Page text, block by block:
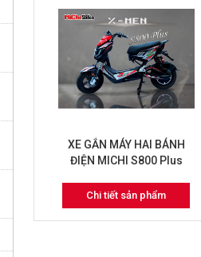
XE GẮN MÁY HAI BÁNH
ĐIỆN MICHI S800 Plus
Chi tiết sản phẩm